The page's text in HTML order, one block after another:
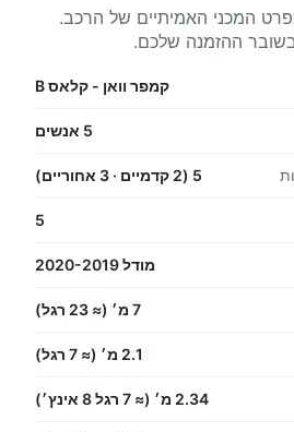
המכני האמיתיים של הרכב.
ההזמנה שלכם.
קמפר וואן - קלאס B
5 אנשים
5 (2 קדמיים · 3 אחוריים)
5
מודל 2020-2019
7 מ׳ (≈ 23 רגל)
2.1 מ׳ (≈ 7 רגל)
2.34 מ׳ (≈ 7 רגל 8 אינץ׳)